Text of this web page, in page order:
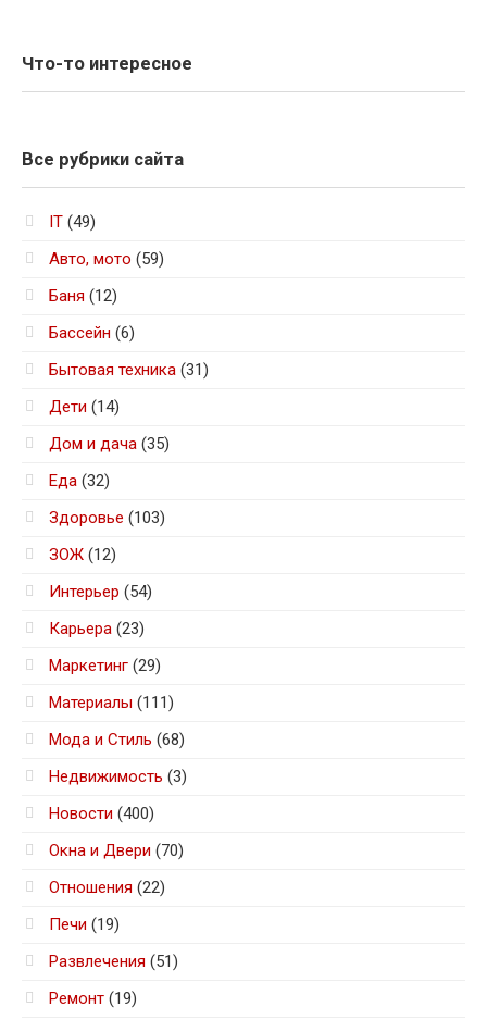
Что-то интересное
Все рубрики сайта
IT (49)
Авто, мото (59)
Баня (12)
Бассейн (6)
Бытовая техника (31)
Дети (14)
Дом и дача (35)
Еда (32)
Здоровье (103)
ЗОЖ (12)
Интерьер (54)
Карьера (23)
Маркетинг (29)
Материалы (111)
Мода и Стиль (68)
Недвижимость (3)
Новости (400)
Окна и Двери (70)
Отношения (22)
Печи (19)
Развлечения (51)
Ремонт (19)